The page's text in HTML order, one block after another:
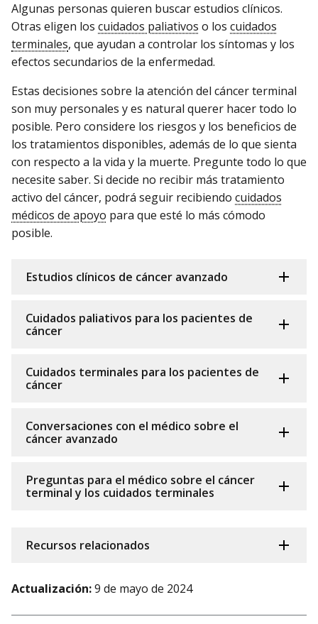
Algunas personas quieren buscar estudios clínicos.
Otras eligen los cuidados paliativos o los cuidados
terminales, que ayudan a controlar los síntomas y los
efectos secundarios de la enfermedad.
Estas decisiones sobre la atención del cáncer terminal
son muy personales y es natural querer hacer todo lo
posible. Pero considere los riesgos y los beneficios de
los tratamientos disponibles, además de lo que sienta
con respecto a la vida y la muerte. Pregunte todo lo que
necesite saber. Si decide no recibir más tratamiento
activo del cáncer, podrá seguir recibiendo cuidados
médicos de apoyo para que esté lo más cómodo
posible.
Estudios clínicos de cáncer avanzado
Cuidados paliativos para los pacientes de
cáncer
Cuidados terminales para los pacientes de
cáncer
Conversaciones con el médico sobre el
cáncer avanzado
Preguntas para el médico sobre el cáncer
terminal y los cuidados terminales
Recursos relacionados
Actualización:9 de mayo de 2024